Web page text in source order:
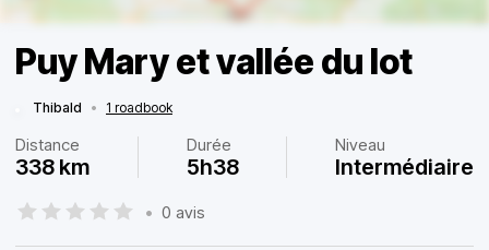
Puy Mary et vallée du lot
Thibald • 1 roadbook
Distance
338 km
Durée
5h38
Niveau
Intermédiaire
• 0 avis